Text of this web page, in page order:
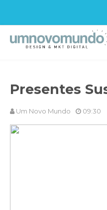
Presentes
Um Novo Mundo 09:30